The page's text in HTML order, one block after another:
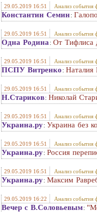
29.05.2019 16:51 Анализ события
Константин Семин:
29.05.2019 16:51 Анализ события
Одна Родина : От Тифлиса
29.05.2019 16:51 Анализ события
ПСПУ Витренко : Наталия
29.05.2019 16:51 Анализ события
Н.Стариков: Николай
29.05.2019 16:51 Анализ события
Украина.ру: Украина без
29.05.2019 16:51 Анализ события
Украина.ру: Россия
29.05.2019 16:51 Анализ события
Украина.ру: Максим
29.05.2019 16:22 Анализ события
Вечер с В.Соловьевым: